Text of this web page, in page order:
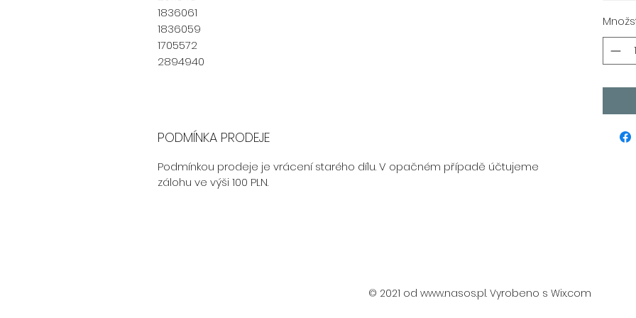
1836061
1836059
1705572
2894940
PODMÍNKA PRODEJE
Podmínkou prodeje je vrácení starého dílu. V opačném případě účtujeme
zálohu ve výši 100 PLN.
© 2021 od www.nasos.pl. Vyrobeno s Wix.com